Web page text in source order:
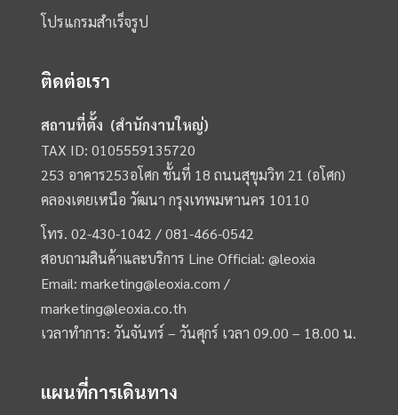
โปรแกรมสำเร็จรูป
ติดต่อเรา
สถานที่ตั้ง (สำนักงานใหญ่)
TAX ID: 0105559135720
253 อาคาร253อโศก ชั้นที่ 18 ถนนสุขุมวิท 21 (อโศก)
คลองเตยเหนือ วัฒนา กรุงเทพมหานคร 10110
โทร.02-430-1042 /081-466-0542
สอบถามสินค้าและบริการ Line Official:@leoxia
Email:marketing@leoxia.com /
marketing@leoxia.co.th
เวลาทำการ: วันจันทร์ – วันศุกร์ เวลา 09.00 – 18.00 น.
แผนที่การเดินทาง